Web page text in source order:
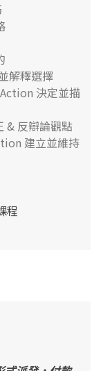
解釋選擇
決定並描
& 反辯論觀點
建立並維持
程